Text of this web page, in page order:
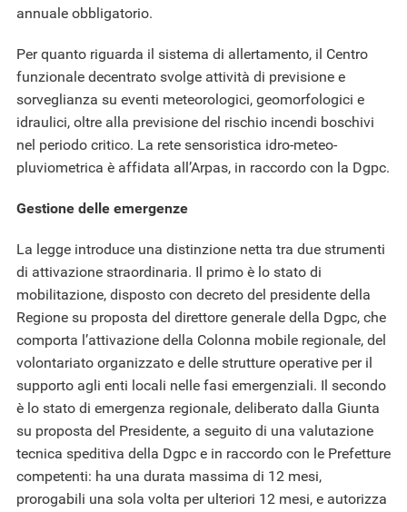
annuale obbligatorio.
Per quanto riguarda il sistema di allertamento, il Centro
funzionale decentrato svolge attività di previsione e
sorveglianza su eventi meteorologici, geomorfologici e
idraulici, oltre alla previsione del rischio incendi boschivi
nel periodo critico. La rete sensoristica idro-meteo-
pluviometrica è affidata all’Arpas, in raccordo con la Dgpc.
Gestione delle emergenze
La legge introduce una distinzione netta tra due strumenti
di attivazione straordinaria. Il primo è lo stato di
mobilitazione, disposto con decreto del presidente della
Regione su proposta del direttore generale della Dgpc, che
comporta l’attivazione della Colonna mobile regionale, del
volontariato organizzato e delle strutture operative per il
supporto agli enti locali nelle fasi emergenziali. Il secondo
è lo stato di emergenza regionale, deliberato dalla Giunta
su proposta del Presidente, a seguito di una valutazione
tecnica speditiva della Dgpc e in raccordo con le Prefetture
competenti: ha una durata massima di 12 mesi,
prorogabili una sola volta per ulteriori 12 mesi, e autorizza